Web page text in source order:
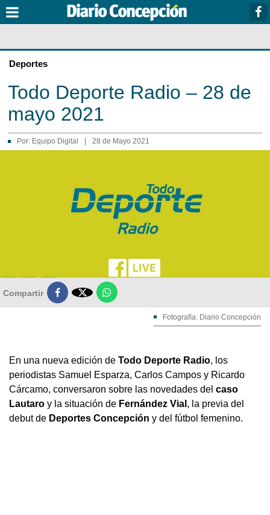
Deportes
Todo Deporte Radio – 28 de
mayo 2021
Por: Equipo Digital 28 de Mayo 2021
Compartir 
Fotografía: Diario Concepción
En una nueva edición de Todo Deporte Radio, los
periodistas Samuel Esparza, Carlos Campos y Ricardo
Cárcamo, conversaron sobre las novedades del caso
Lautaro y la situación de Fernández Vial , la previa del
debut de Deportes Concepción y del fútbol femenino.